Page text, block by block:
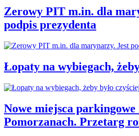
Zerowy PIT m.in. dla
podpis prezydenta
Łopaty na wybiegach,
Nowe miejsca parkingowe
Pomorzanach. Przetarg